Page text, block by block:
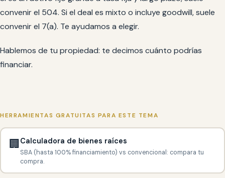
convenir el 504. Si el deal es mixto o incluye goodwill, suele
convenir el 7(a). Te ayudamos a elegir.
Hablemos de tu propiedad: te decimos cuánto podrías
financiar.
HERRAMIENTAS GRATUITAS PARA ESTE TEMA
🏢Calculadora de bienes raíces
SBA (hasta 100% financiamiento) vs convencional: compara tu
compra.